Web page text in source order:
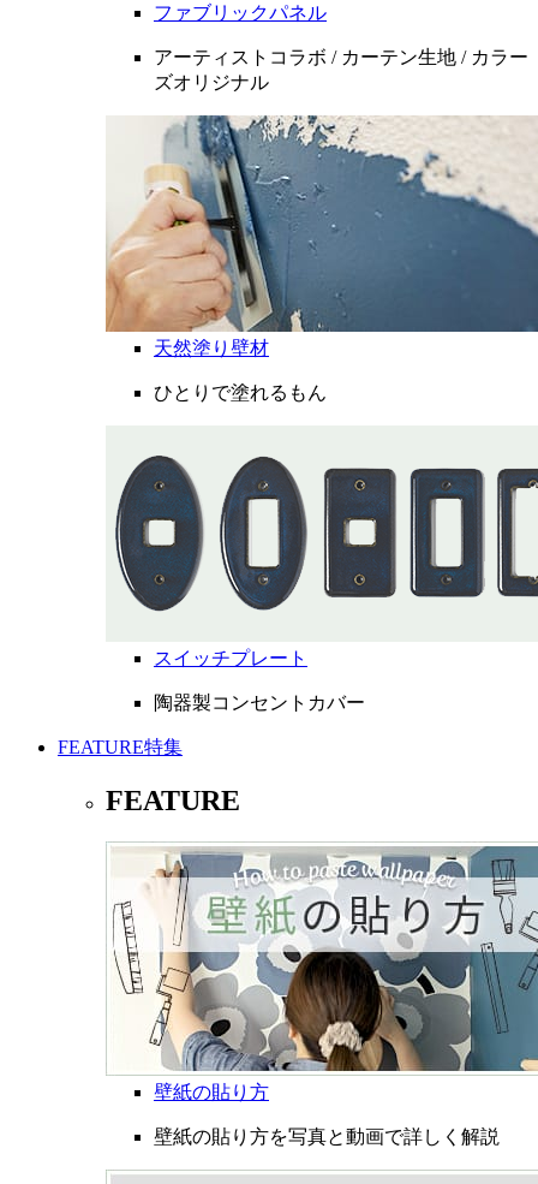
ファブリックパネル
アーティストコラボ / カーテン生地 / カラー
ズオリジナル
天然塗り壁材
ひとりで塗れるもん
スイッチプレート
陶器製コンセントカバー
FEATURE特集
FEATURE
壁紙の貼り方
壁紙の貼り方を写真と動画で詳しく解説